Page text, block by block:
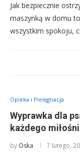
Jak bezpiecznie
maszynką w domu
wszystkim spokoju,
Opieka i Pielęgnacja
Wyprawka dla
każdego
by Oska 7 lutego,